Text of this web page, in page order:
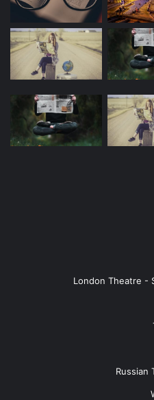
London Theatre -
Russian